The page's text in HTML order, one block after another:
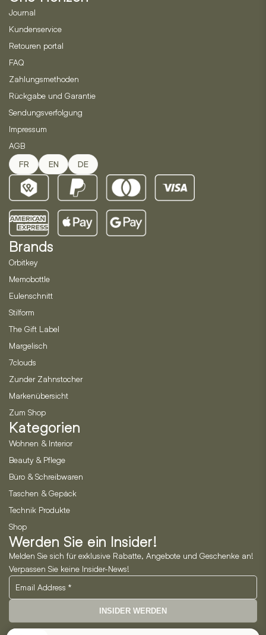
Produktseite
Journal
Kundenservice
Retouren portal
FAQ
Zahlungsmethoden
Rückgabe und Garantie
Sendungsverfolgung
Impressum
AGB
FR EN DE
Brands
Orbitkey
Memobottle
Eulenschnitt
Stilform
The Gift Label
Margelisch
7clouds
Zunder Zahnstocher
Markenübersicht
Zum Shop
Kategorien
Wohnen & Interior
Beauty & Pflege
Büro & Schreibwaren
Taschen & Gepäck
Technik Produkte
Shop
Werden Sie ein Insider!
Melden Sie sich für exklusive Rabatte, Angebote und Geschenke an!
Verpassen Sie keine Insider-News!
INSIDER WERDEN